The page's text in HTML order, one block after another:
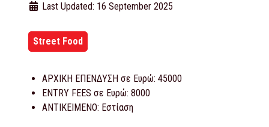
Last Updated: 16 September 2025
Street Food
ΑΡΧΙΚΗ ΕΠΕΝΔΥΣΗ σε Ευρώ: 45000
ENTRY FEES σε Ευρώ: 8000
ΑΝΤΙΚΕΙΜΕΝΟ: Εστίαση